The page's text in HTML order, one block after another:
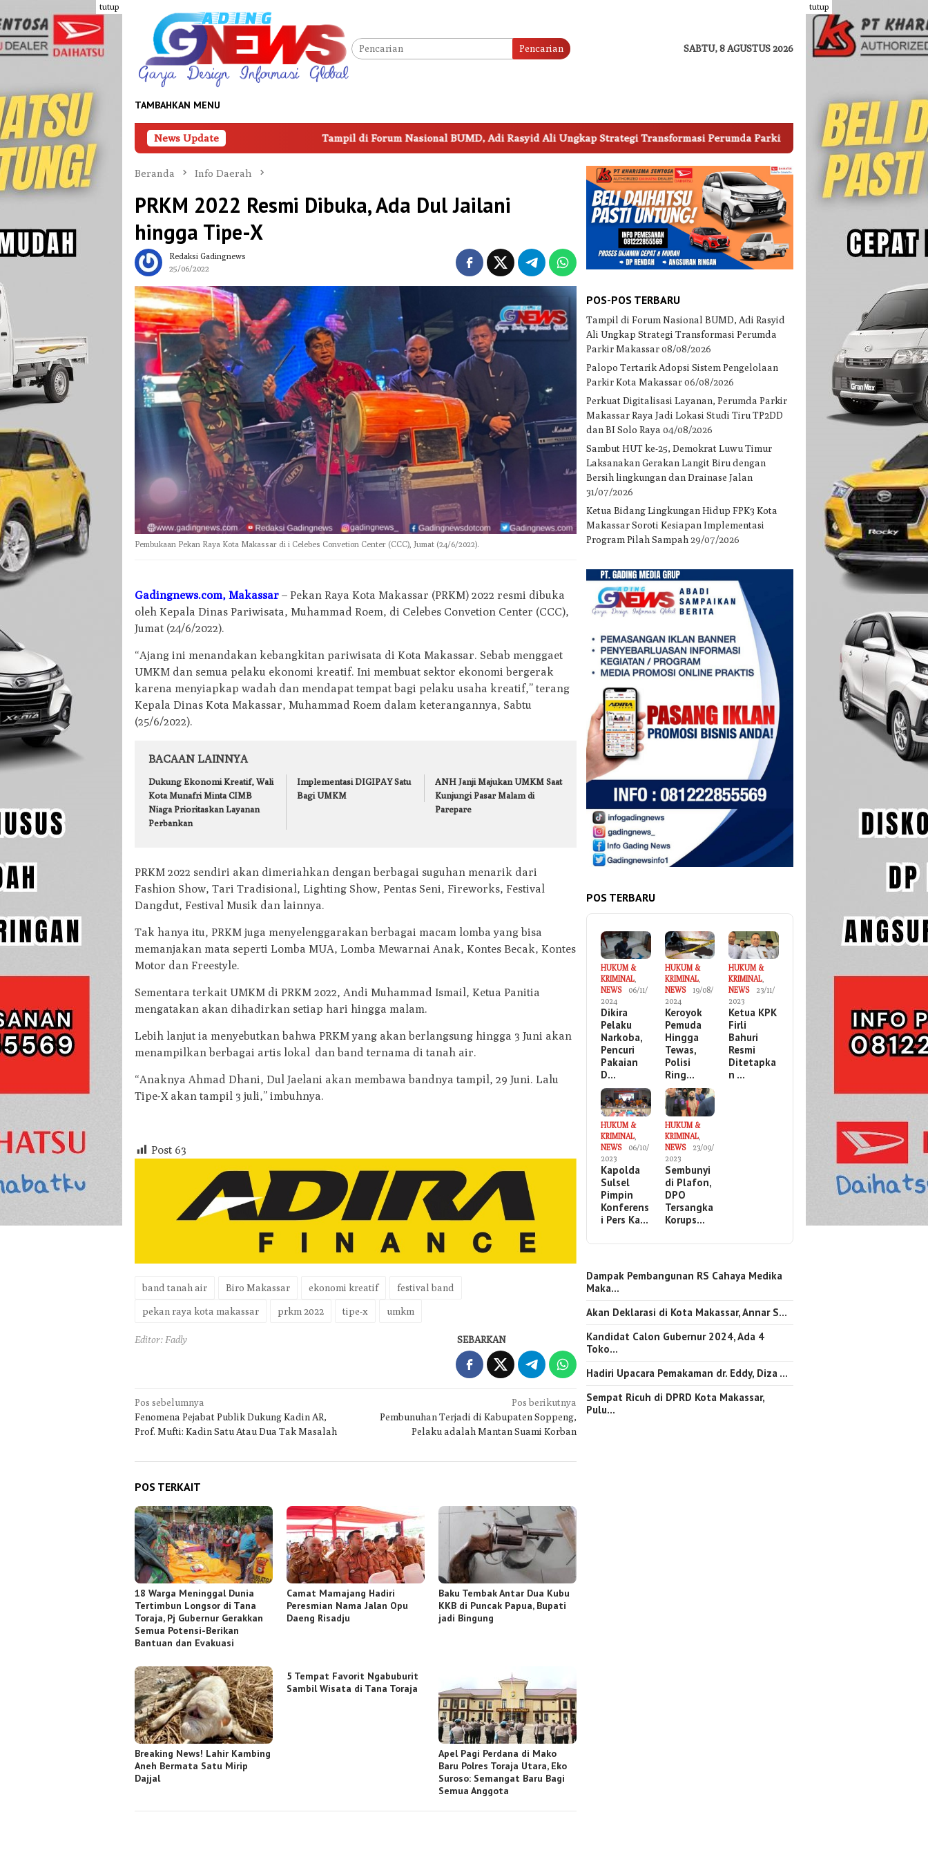
ke
konten
tutup tutup
Pencarian SABTU, 8 AGUSTUS 2026
TAMBAHKAN MENU
News Update Tampil di Forum Nasional BUMD, Adi Rasyid Ali Ungkap Strategi Transformasi Perumda Parkir Makassar Palopo Tertarik Adopsi
Beranda Info Daerah
PRKM 2022 Resmi Dibuka, Ada Dul Jailani
hingga Tipe-X
Redaksi Gadingnews
25/06/2022
Pembukaan Pekan Raya Kota Makassar di i Celebes Convetion Center (CCC), Jumat (24/6/2022).
Gadingnews.com, Makassar – Pekan Raya Kota Makassar (PRKM) 2022 resmi dibuka
oleh Kepala Dinas Pariwisata, Muhammad Roem, di Celebes Convetion Center (CCC),
Jumat (24/6/2022).
“Ajang ini menandakan kebangkitan pariwisata di Kota Makassar. Sebab menggaet
UMKM dan semua pelaku ekonomi kreatif. Ini membuat sektor ekonomi bergerak
karena menyiapkap wadah dan mendapat tempat bagi pelaku usaha kreatif,” terang
Kepala Dinas Kota Makassar, Muhammad Roem dalam keterangannya, Sabtu
(25/6/2022).
BACAAN LAINNYA
Dukung Ekonomi Kreatif, Wali
Kota Munafri Minta CIMB
Niaga Prioritaskan Layanan
Perbankan
Implementasi DIGIPAY Satu
Bagi UMKM
ANH Janji Majukan UMKM Saat
Kunjungi Pasar Malam di
Parepare
PRKM 2022 sendiri akan dimeriahkan dengan berbagai suguhan menarik dari
Fashion Show, Tari Tradisional, Lighting Show, Pentas Seni, Fireworks, Festival
Dangdut, Festival Musik dan lainnya.
Tak hanya itu, PRKM juga menyelenggarakan berbagai macam lomba yang bisa
memanjakan mata seperti Lomba MUA, Lomba Mewarnai Anak, Kontes Becak, Kontes
Motor dan Freestyle.
Sementara terkait UMKM di PRKM 2022, Andi Muhammad Ismail, Ketua Panitia
mengatakan akan dihadirkan setiap hari hingga malam.
Lebih lanjut ia menyebutkan bahwa PRKM yang akan berlangsung hingga 3 Juni akan
menampilkan berbagai artis lokal dan band ternama di tanah air.
“Anaknya Ahmad Dhani, Dul Jaelani akan membawa bandnya tampil, 29 Juni. Lalu
Tipe-X akan tampil 3 juli,” imbuhnya.
Post 63
band tanah air Biro Makassar ekonomi kreatif festival band
pekan raya kota makassar prkm 2022 tipe-x umkm
Editor: Fadly SEBARKAN
Navigasi
pos
Pos sebelumnya
Fenomena Pejabat Publik Dukung Kadin AR,
Prof. Mufti: Kadin Satu Atau Dua Tak Masalah
Pos berikutnya
Pembunuhan Terjadi di Kabupaten Soppeng,
Pelaku adalah Mantan Suami Korban
POS TERKAIT
18 Warga Meninggal Dunia
Tertimbun Longsor di Tana
Toraja, Pj Gubernur Gerakkan
Semua Potensi-Berikan
Bantuan dan Evakuasi
Camat Mamajang Hadiri
Peresmian Nama Jalan Opu
Daeng Risadju
Baku Tembak Antar Dua Kubu
KKB di Puncak Papua, Bupati
jadi Bingung
Breaking News! Lahir Kambing
Aneh Bermata Satu Mirip
Dajjal
5 Tempat Favorit Ngabuburit
Sambil Wisata di Tana Toraja
Apel Pagi Perdana di Mako
Baru Polres Toraja Utara, Eko
Suroso: Semangat Baru Bagi
Semua Anggota
POS-POS TERBARU
Tampil di Forum Nasional BUMD, Adi Rasyid
Ali Ungkap Strategi Transformasi Perumda
Parkir Makassar 08/08/2026
Palopo Tertarik Adopsi Sistem Pengelolaan
Parkir Kota Makassar 06/08/2026
Perkuat Digitalisasi Layanan, Perumda Parkir
Makassar Raya Jadi Lokasi Studi Tiru TP2DD
dan BI Solo Raya 04/08/2026
Sambut HUT ke-25, Demokrat Luwu Timur
Laksanakan Gerakan Langit Biru dengan
Bersih lingkungan dan Drainase Jalan
31/07/2026
Ketua Bidang Lingkungan Hidup FPK3 Kota
Makassar Soroti Kesiapan Implementasi
Program Pilah Sampah 29/07/2026
POS TERBARU
HUKUM &
KRIMINAL
NEWS
06/11/
2024
Dikira
Pelaku
Narkoba,
Pencuri
Pakaian
D…
HUKUM &
KRIMINAL,
NEWS
19/08/
2024
Keroyok
Pemuda
Hingga
Tewas,
Polisi
Ring…
HUKUM &
KRIMINAL
NEWS
23/11/
2023
Ketua KPK
Firli
Bahuri
Resmi
Ditetapka
n …
HUKUM &
KRIMINAL
NEWS
06/10/
2023
Kapolda
Sulsel
Pimpin
Konferens
i Pers Ka…
HUKUM &
KRIMINAL,
NEWS
23/09/
2023
Sembunyi
di Plafon,
DPO
Tersangka
Korups…
Dampak Pembangunan RS Cahaya Medika
Maka…
Akan Deklarasi di Kota Makassar, Annar S…
Kandidat Calon Gubernur 2024, Ada 4
Toko…
Hadiri Upacara Pemakaman dr. Eddy, Diza …
Sempat Ricuh di DPRD Kota Makassar,
Pulu…